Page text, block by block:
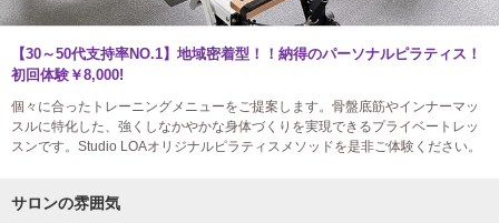
【30～50代支持率NO.1】地域密着型！！納得のパーソナルピラティス！
初回体験￥8,000!
個々に合ったトレーニングメニューをご提案します。骨盤底筋やインナーマッ
スルに特化した、強くしなかやかな身体づくりを実現できるプライベートレッ
スンです。Studio LOAオリジナルピラティスメソッドを是非ご体験ください。
サロンの雰囲気